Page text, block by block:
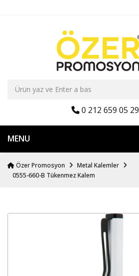
0 212 659 05 29
MENU
Özer Promosyon
Metal Kalemler
0555-660-B Tükenmez Kalem